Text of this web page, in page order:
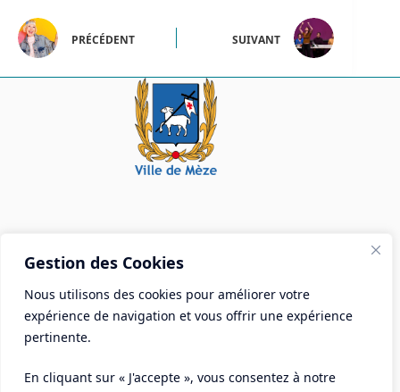
Gestion des Cookies
Nous utilisons des cookies pour améliorer votre
expérience de navigation et vous offrir une expérience
pertinente.
En cliquant sur « J'accepte », vous consentez à notre
PRÉCÉDENT SUIVANT
Mairie de Mèze
Place Aristide Briand - BP 28 34140 Mèze
Tél :04 67 18 30 30
Mail :